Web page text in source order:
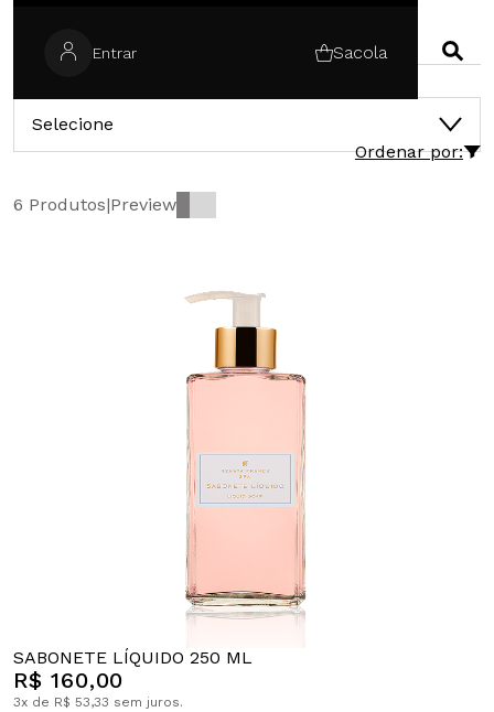
Entrar Sacola
Selecione
Ordenar por:
6 Produtos|Preview
SABONETE LÍQUIDO 250 ML
R$ 160,00
3x de R$ 53,33 sem juros.